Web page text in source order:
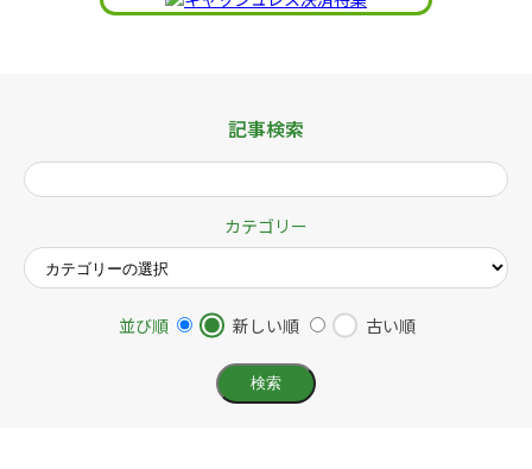
記事検索
カテゴリー
並び順 新しい順 古い順